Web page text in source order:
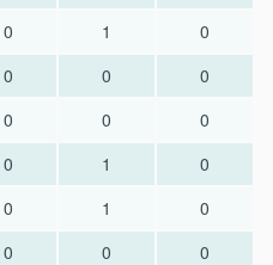
0 1
0
0 0
0
0 0
0
0 1
0
0 1
0
0 0
0